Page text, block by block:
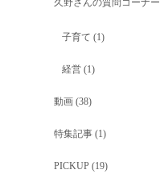
久野さんの質問コーナー
子育て (1)
経営(1)
動画(38)
特集記事(1)
PICKUP(19)